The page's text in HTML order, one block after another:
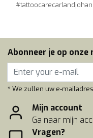
#tattoocarecarlandjohan
Abonneer je op onze
* We zullen uw e-
Mijn account
Ga naar mijn
Vragen?